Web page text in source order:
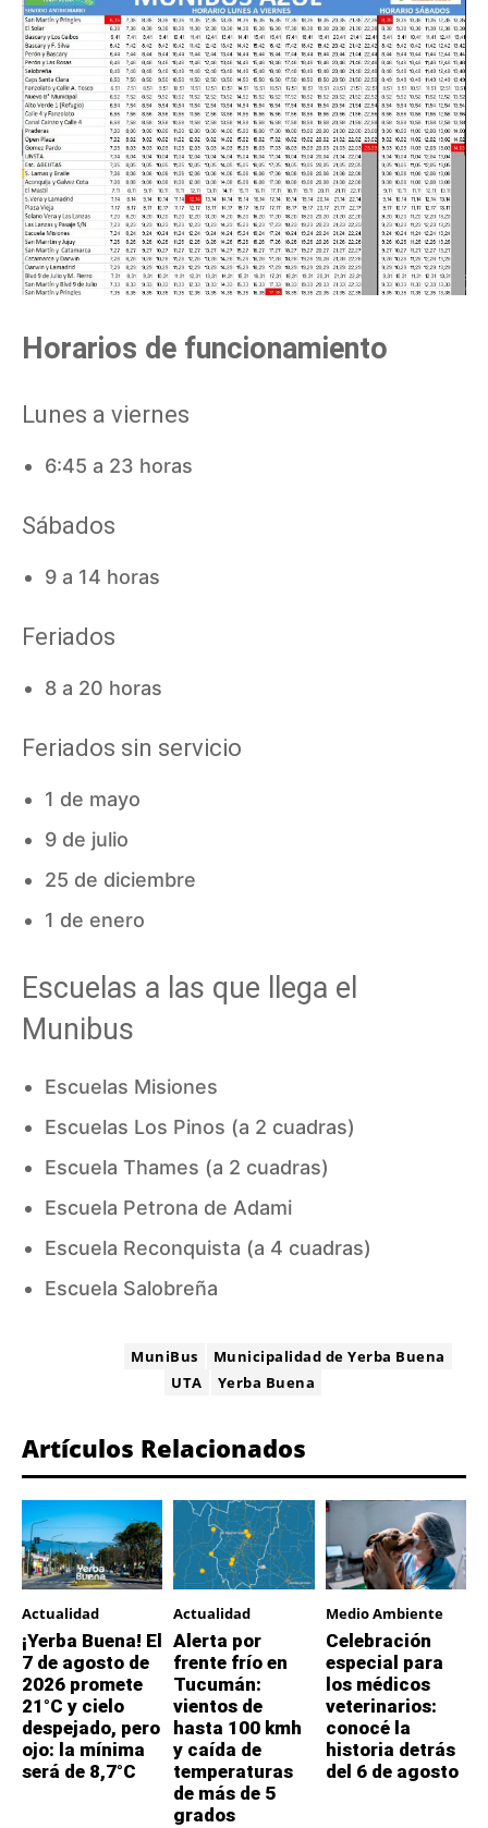
Horarios de funcionamiento
Lunes a viernes
6:45 a 23 horas
Sábados
9 a 14 horas
Feriados
8 a 20 horas
Feriados sin servicio
1 de mayo
9 de julio
25 de diciembre
1 de enero
Escuelas a las que llega el
Munibus
Escuelas Misiones
Escuelas Los Pinos (a 2 cuadras)
Escuela Thames (a 2 cuadras)
Escuela Petrona de Adami
Escuela Reconquista (a 4 cuadras)
Escuela Salobreña
MuniBus
Municipalidad de Yerba Buena
UTA
Yerba Buena
Artículos Relacionados
Actualidad
¡Yerba Buena! El
7 de agosto de
2026 promete
21°C y cielo
despejado, pero
ojo: la mínima
será de 8,7°C
Actualidad
Alerta por
frente frío en
Tucumán:
vientos de
hasta 100 kmh
y caída de
temperaturas
de más de 5
grados
Medio Ambiente
Celebración
especial para
los médicos
veterinarios:
conocé la
historia detrás
del 6 de agosto